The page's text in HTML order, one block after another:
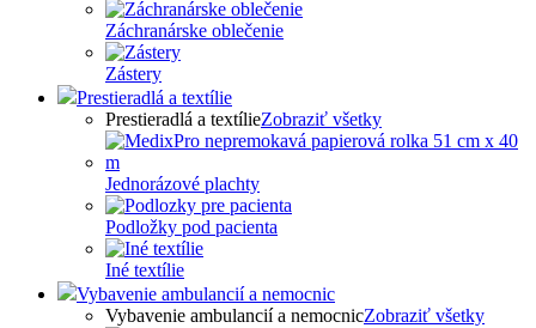
Záchranárske oblečenie
Zástery
Prestieradlá a textílie
Prestieradlá a textílieZobraziť všetky
Jednorázové plachty
Podložky pod pacienta
Iné textílie
Vybavenie ambulancií a nemocnic
Vybavenie ambulancií a nemocnicZobraziť všetky